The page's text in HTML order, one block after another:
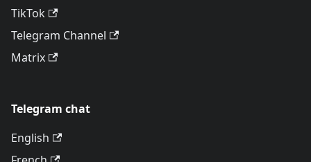
TikTok
Telegram Channel
Matrix
Telegram chat
English